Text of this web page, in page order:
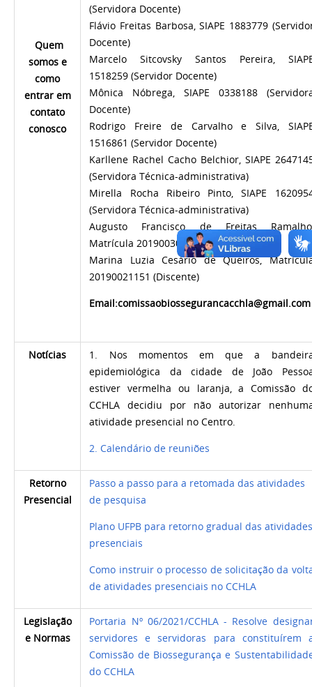
Quem
somos e
como
entrar em
contato
conosco
(Servidora Docente)
Flávio Freitas Barbosa, SIAPE 1883779
Docente)
Marcelo Sitcovsky Santos Pereira,
1518259 (Servidor Docente)
Mônica Nóbrega, SIAPE 0338188
Docente)
Rodrigo Freire de Carvalho e Silva,
1516861 (Servidor Docente)
Karllene Rachel Cacho Belchior, SIAPE
(Servidora Técnica-administrativa)
Mirella Rocha Ribeiro Pinto, SIAPE
(Servidora Técnica-administrativa)
Augusto Francisco de Freitas
Matrícula 20190030114 (Discente)
Marina Luzia Cesário de Queiros,
20190021151 (Discente)
Notícias
1. Nos momentos em que a
epidemiológica da cidade de João
estiver vermelha ou laranja, a Comissão
CCHLA decidiu por não autorizar
atividade presencial no Centro.
2. Calendário de reuniões
Retorno
Presencial
Passo a passo para a retomada das atividades
de pesquisa
Plano UFPB para retorno gradual das
presenciais
Como instruir o processo de solicitaçãoda
de atividades presenciais no CCHLA
Legislação
e Normas
Portaria Nº06/2021/CCHLA - Resolve
servidores e servidoras para constituírem
Comissão de Biossegurança e
do CCHLA